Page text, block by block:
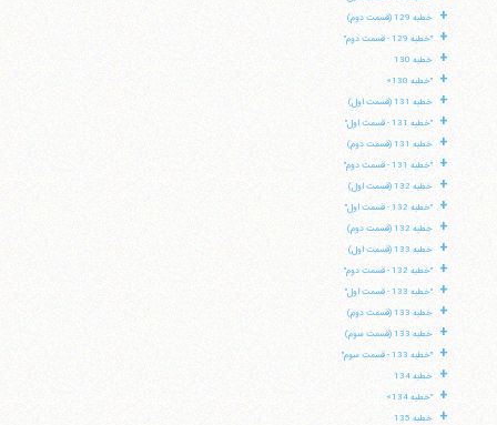
+ خطبه 129 (قسمت دوم)
+ "خطبه 129 - قسمت دوم"
+ خطبه 130
+ "خطبه 130»
+ خطبه 131 (قسمت اول)
+ "خطبه 131 - قسمت اول"
+ خطبه 131 (قسمت دوم)
+ "خطبه 131 - قسمت دوم"
+ خطبه 132 (قسمت اول)
+ "خطبه 132 - قسمت اول"
+ خطبه 132 (قسمت دوم)
+ خطبه 133 (قسمت اول)
+ "خطبه 132 - قسمت دوم"
+ "خطبه 133 - قسمت اول"
+ خطبه 133 (قسمت دوم)
+ خطبه 133 (قسمت سوم)
+ "خطبه 133 - قسمت سوم"
+ خطبه 134
+ "خطبه 134»
+ خطبه 135